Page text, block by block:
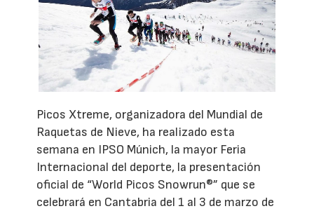
Picos Xtreme, organizadora del Mundial de
Raquetas de Nieve, ha realizado esta
semana en IPSO Múnich, la mayor Feria
Internacional del deporte, la presentación
oficial de “World Picos Snowrun®” que se
celebrará en Cantabria del 1 al 3 de marzo de